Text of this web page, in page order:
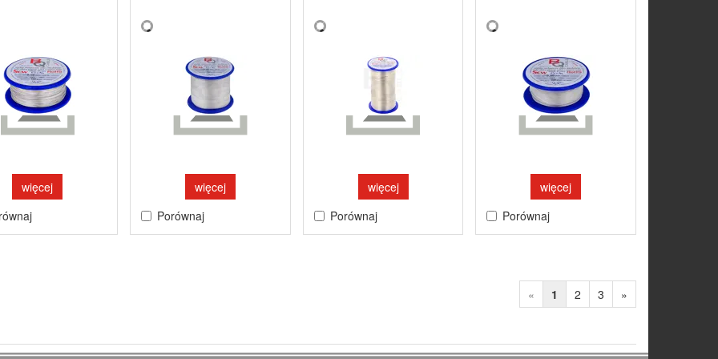
więcej
więcej
Porównaj
więcej
Porównaj
więcej
Porównaj
« 1 2 3 »